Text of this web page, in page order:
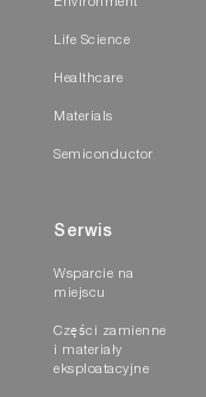
Environment
Life Science
Healthcare
Materials
Semiconductor
Serwis
Wsparcie na
miejscu
Części zamienne
i materiały
eksploatacyjne